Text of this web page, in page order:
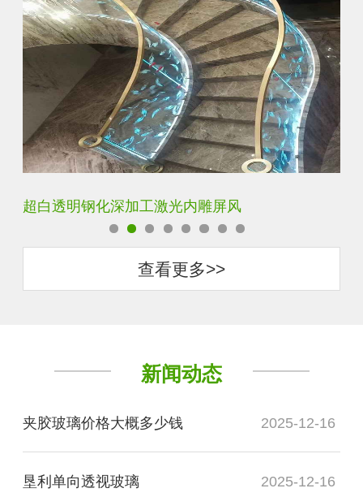
玄关水晶立体雕刻3D激光内雕玻璃
查看更多>>
新闻动态
夹胶玻璃价格大概多少钱 2025-12-16
垦利单向透视玻璃 2025-12-16